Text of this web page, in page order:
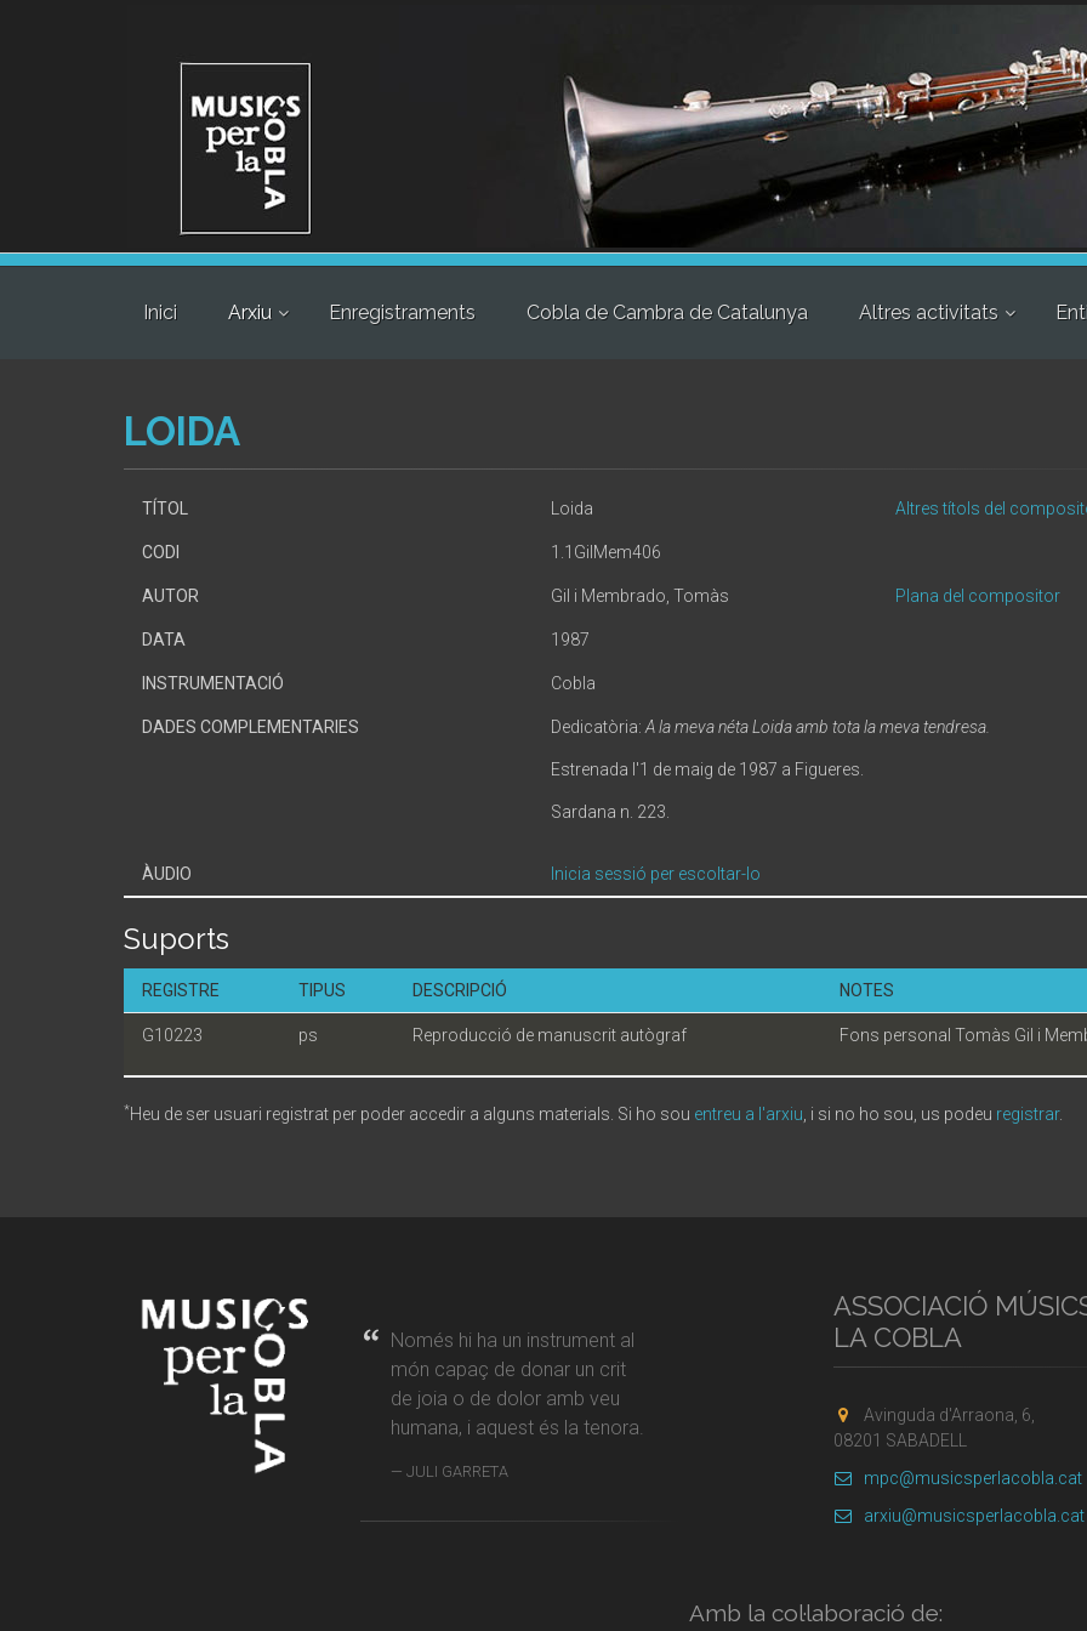
Inici Arxiu Enregistraments Cobla de Cambra de Catalunya Altres activitats
LOIDA
TÍTOL Loida Altres títols del
CODI 1.1GilMem406
AUTOR Gil i Membrado, Tomàs Plana del compositor
DATA 1987
INSTRUMENTACIÓ Cobla
DADES COMPLEMENTARIES Dedicatòria: A la meva néta Loida amb tota la meva tendresa.
Estrenada l'1 de maig de 1987 a Figueres.
Sardana n. 223.
ÀUDIO Inicia sessió per escoltar-lo
Suports
REGISTRE TIPUS DESCRIPCIÓ NOTES
G10223 ps Reproducció de manuscrit autògraf Fons personal Tomàs Gil i
*Heu de ser usuari registrat per poder accedir a alguns materials. Si ho sou entreu a l'arxiu , i si no ho sou, us podeu registrar.
Només hi ha un instrument al
món capaç de donar un crit
de joia o de dolor amb veu
humana, i aquest és la tenora.
JULI GARRETA
ASSOCIACIÓ
LA COBLA
Avinguda d'Arraona, 6,
08201 SABADELL
mpc@musicsperlacobla.cat
arxiu@musicsperlacobla.cat
Amb la col·laboració de: